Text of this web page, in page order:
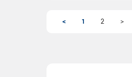
< 1 2 >